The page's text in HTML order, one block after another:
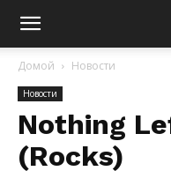
Домой Новости
Новости
Nothing
(Rocks)